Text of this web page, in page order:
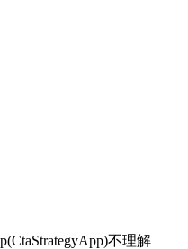
不理解